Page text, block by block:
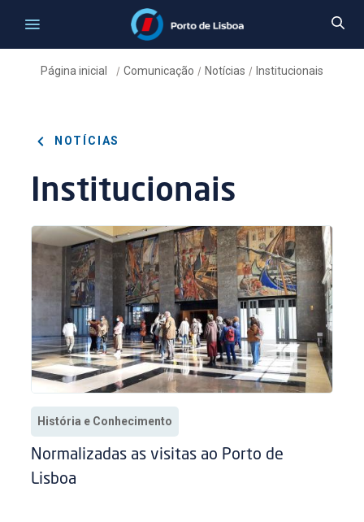
Página inicial / Comunicação / Notícias / Institucionais
NOTÍCIAS
Institucionais
História e Conhecimento
Normalizadas as visitas ao Porto de
Lisboa